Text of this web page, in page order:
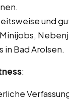
und
Bad Arolsen.
: